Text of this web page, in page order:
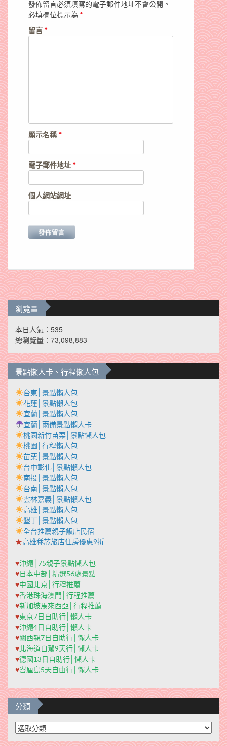
發佈留言必須填寫的電子郵件地址不會公開。
必填欄位標示為 *
留言 *
顯示名稱*
電子郵件地址 *
個人網站網址
瀏覽量
本日人氣：535
總瀏覽量：73,098,883
景點懶人卡、行程懶人包
台東│景點懶人包
花蓮│景點懶人包
宜蘭│景點懶人包
宜蘭│雨備景點懶人卡
桃園新竹苗栗│景點懶人包
桃園│行程懶人包
苗栗│景點懶人包
台中彰化│景點懶人包
南投│景點懶人包
台南│景點懶人包
雲林嘉義│景點懶人包
高雄│景點懶人包
墾丁│景點懶人包
全台推薦親子飯店民宿
★高雄秝芯旅店住房優惠9折
–
♥沖繩│75親子景點懶人包
♥日本中部│精選56處景點
♥中國北京│行程推薦
♥香港珠海澳門│行程推薦
♥新加坡馬來西亞│行程推薦
♥東京7日自助行│懶人卡
♥沖繩4日自助行│懶人卡
♥關西親7日自助行│懶人卡
♥北海道自駕9天行│懶人卡
♥德國13日自助行│懶人卡
♥峇厘島5天自由行│懶人卡
分類
分
類